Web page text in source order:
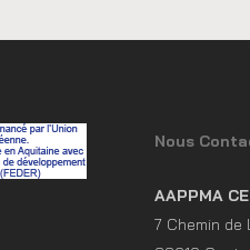
Nous
AAPPMA
7 Chemin de